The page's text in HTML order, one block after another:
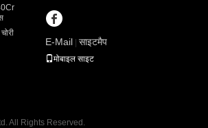
E-Mail साइटमैप
मोबाइल साइट
All Rights Reserved.